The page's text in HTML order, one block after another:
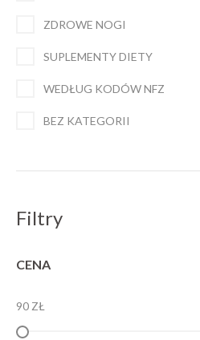
ZDROWE NOGI
SUPLEMENTY DIETY
WEDŁUG KODÓW NFZ
BEZ KATEGORII
Filtry
CENA
90 ZŁ